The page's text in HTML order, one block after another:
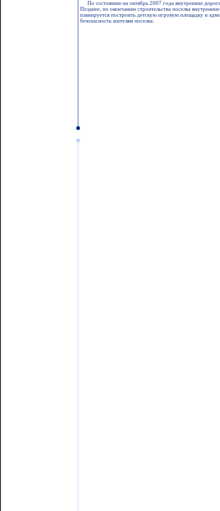
По состоянию на октябрь 2007 года внутренние
Позднее, по окончанию строительства поселка
планируется построить детскую игровую площадку и
безопасность жителям поселка.